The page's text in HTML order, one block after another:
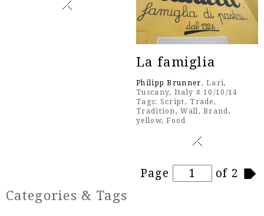
La famiglia
Philipp Brunner, Lari,
Tuscany, Italy # 10/10/14
Tags: Script,Trade,
Tradition ,Wall ,Brand ,
yellow,Food
Page of 2
Categories & Tags